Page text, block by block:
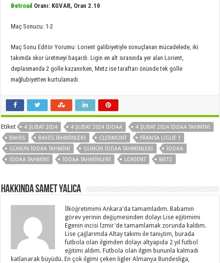
Betroad Oranı: KGVAR, Oran 2.10
Maç Sonucu: 1-2
Maç Sonu Editör Yorumu: Lorient galibiyetiyle sonuçlanan mücadelede, iki
takımda skor üretmeyi başardı. Ligin en alt sırasında yer alan Lorient,
deplasmanda 2 golle kazanırken, Metz ise taraftarı önünde tek golle
mağlubiyetten kurtulamadı.
Etiket 4 ŞUBAT 2024 4 ŞUBAT 2024 İDDAA
4 ŞUBAT 2024 İDDAA TAHMINI
BAHIS
BAHIS TAHMINLERI CLERMONT
FRANSA LIGUE 1
GÜNÜN IDDAA TAHMINI
GÜNÜN IDDAA TAHMINLERI
IDDAA
IDDAA TAHMINI
IDDAA TAHMINLERI LORIENT METZ
Hakkında Samet Yalica
İlköğretimimi Ankara'da tamamladım. Babamın
görev yerinin değişmesinden dolayı Lise eğitimimi
Egenin incisi İzmir'de tamamlamak zorunda kaldım.
Lise çağlarımda Altay takımı ile tanıştım, burada
futbola olan ilgimden dolayı altyapıda 2 yıl futbol
eğitimi aldım. Futbola olan ilgim bununla kalmadı
katlanarak büyüdü. En çok ilgimi çeken ligler Almanya Bundesliga,